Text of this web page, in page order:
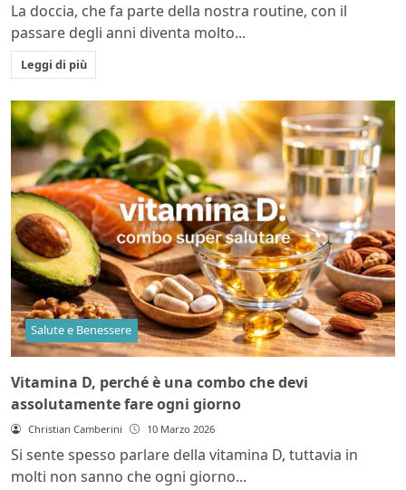
La doccia, che fa parte della nostra routine, con il
passare degli anni diventa molto...
Leggi di più
Salute e Benessere
Vitamina D, perché è una combo che devi
assolutamente fare ogni giorno
Christian Camberini 10 Marzo 2026
Si sente spesso parlare della vitamina D, tuttavia in
molti non sanno che ogni giorno...